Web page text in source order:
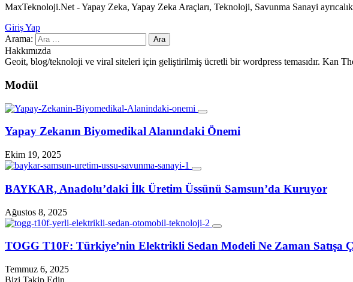
MaxTeknoloji.Net - Yapay Zeka, Yapay Zeka Araçları, Teknoloji, Savunma Sanayi
Giriş Yap
Arama:
Hakkımızda
Geoit, blog/teknoloji ve viral siteleri için geliştirilmiş ücretli bir wordpress temasıdır. Kan
Modül
Yapay Zekanın Biyomedikal Alanındaki Önemi
Ekim 19, 2025
BAYKAR, Anadolu’daki İlk Üretim Üssünü Samsun’da Kuruyor
Ağustos 8, 2025
TOGG T10F: Türkiye’nin Elektrikli Sedan Modeli Ne Zaman Satışa
Temmuz 6, 2025
Bizi Takip Edin